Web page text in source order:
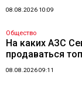
08.08.2026 10:09
Общество
На каких АЗС
продаваться
08.08.2026 09:11